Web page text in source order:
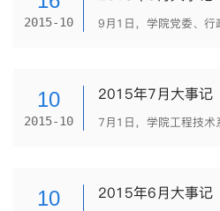
2015-10
10
2015-10
2015年7月大事记
10 2015年6月大事记